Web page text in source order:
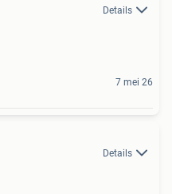
Details
7 mei 26
Details